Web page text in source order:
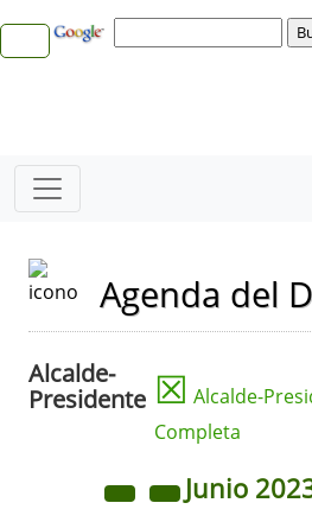
Agenda del
Alcalde-
Presidente ☒ Alcalde-
Completa
Junio